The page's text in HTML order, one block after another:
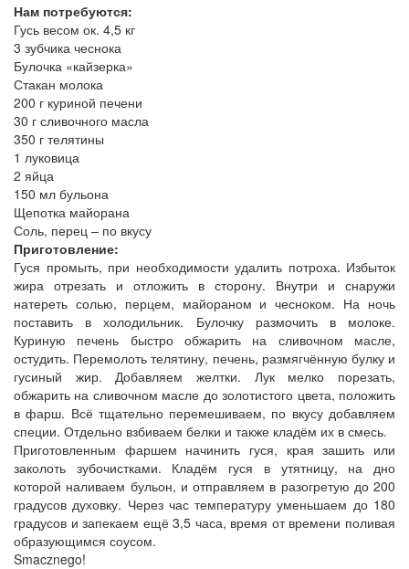
Нам потребуются:
Гусь весом ок. 4,5 кг
3 зубчика чеснока
Булочка «кайзерка»
Стакан молока
200 г куриной печени
30 г сливочного масла
350 г телятины
1 луковица
2 яйца
150 мл бульона
Щепотка майорана
Соль, перец – по вкусу
Приготовление:
Гуся промыть, при необходимости удалить потроха. Избыток
жира отрезать и отложить в сторону. Внутри и снаружи
натереть солью, перцем, майораном и чесноком. На ночь
поставить в холодильник. Булочку размочить в молоке.
Куриную печень быстро обжарить на сливочном масле,
остудить. Перемолоть телятину, печень, размягчённую булку и
гусиный жир. Добавляем желтки. Лук мелко порезать,
обжарить на сливочном масле до золотистого цвета, положить
в фарш. Всё тщательно перемешиваем, по вкусу добавляем
специи. Отдельно взбиваем белки и также кладём их в смесь.
Приготовленным фаршем начинить гуся, края зашить или
заколоть зубочистками. Кладём гуся в утятницу, на дно
которой наливаем бульон, и отправляем в разогретую до 200
градусов духовку. Через час температуру уменьшаем до 180
градусов и запекаем ещё 3,5 часа, время от времени поливая
образующимся соусом.
Smacznego!